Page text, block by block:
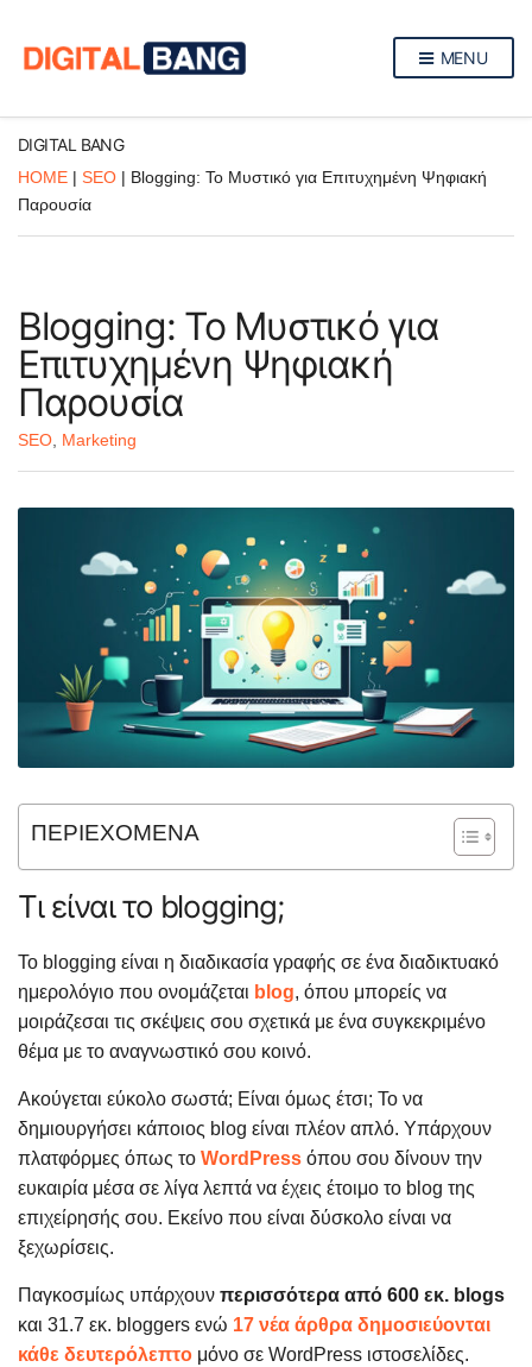
MENU
DIGITAL BANG
HOME | SEO | Blogging: Το Μυστικό για Επιτυχημένη Ψηφιακή
Παρουσία
Blogging: Το Μυστικό για
Επιτυχημένη Ψηφιακή
Παρουσία
SEO Marketing
ΠΕΡΙΕΧΟΜΕΝΑ
Τι είναι το blogging;
Το blogging είναι η διαδικασία γραφής σε ένα διαδικτυακό
ημερολόγιο που ονομάζεται blog, όπου μπορείς να
μοιράζεσαι τις σκέψεις σου σχετικά με ένα συγκεκριμένο
θέμα με το αναγνωστικό σου κοινό.
Ακούγεται εύκολο σωστά; Είναι όμως έτσι; Το να
δημιουργήσει κάποιος blog είναι πλέον απλό. Υπάρχουν
πλατφόρμες όπως το WordPress όπου σου δίνουν την
ευκαιρία μέσα σε λίγα λεπτά να έχεις έτοιμο το blog της
επιχείρησής σου. Εκείνο που είναι δύσκολο είναι να
ξεχωρίσεις.
Παγκοσμίως υπάρχουν περισσότερα από 600 εκ. blogs
και 31.7 εκ. bloggers ενώ 17 νέα άρθρα δημοσιεύονται
κάθε δευτερόλεπτο μόνο σε WordPress ιστοσελίδες.